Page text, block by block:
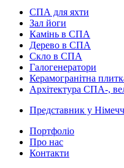
СПА для яхти
Зал йоги
Камінь в СПА
Дерево в СПА
Скло в СПА
Галогенератори
Керамогранітна
Архітектура СПА-,
Представник у
Портфоліо
Про нас
Контакти